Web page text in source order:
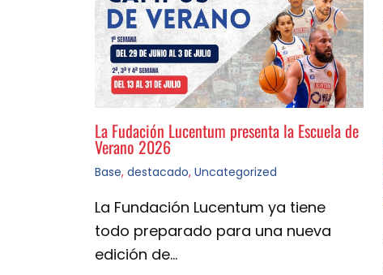
La Fudación Lucentum presenta la Escuela de
Verano 2026
Base, destacado, Uncategorized
La Fundación Lucentum ya tiene
todo preparado para una nueva
edición de…